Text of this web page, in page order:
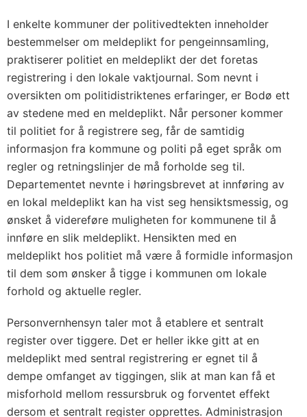
I enkelte kommuner der politivedtekten inneholder
bestemmelser om meldeplikt for pengeinnsamling,
praktiserer politiet en meldeplikt der det foretas
registrering i den lokale vaktjournal. Som nevnt i
oversikten om politidistriktenes erfaringer, er Bodø ett
av stedene med en meldeplikt. Når personer kommer
til politiet for å registrere seg, får de samtidig
informasjon fra kommune og politi på eget språk om
regler og retningslinjer de må forholde seg til.
Departementet nevnte i høringsbrevet at innføring av
en lokal meldeplikt kan ha vist seg hensiktsmessig, og
ønsket å videreføre muligheten for kommunene til å
innføre en slik meldeplikt. Hensikten med en
meldeplikt hos politiet må være å formidle informasjon
til dem som ønsker å tigge i kommunen om lokale
forhold og aktuelle regler.
Personvernhensyn taler mot å etablere et sentralt
register over tiggere. Det er heller ikke gitt at en
meldeplikt med sentral registrering er egnet til å
dempe omfanget av tiggingen, slik at man kan få et
misforhold mellom ressursbruk og forventet effekt
dersom et sentralt register opprettes. Administrasjon